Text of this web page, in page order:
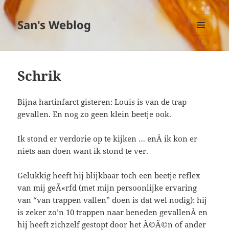
San's Weblog
MENU
EN
Schrik
Bijna hartinfarct gisteren: Louis is van de trap
gevallen. En nog zo geen klein beetje ook.
Ik stond er verdorie op te kijken … enÂ ik kon er
niets aan doen want ik stond te ver.
Gelukkig heeft hij blijkbaar toch een beetje reflex
van mij geÃ«rfd (met mijn persoonlijke ervaring
van “van trappen vallen” doen is dat wel nodig): hij
is zeker zo’n 10 trappen naar beneden gevallenÂ en
hij heeft zichzelf gestopt door het Ã©Ã©n of ander